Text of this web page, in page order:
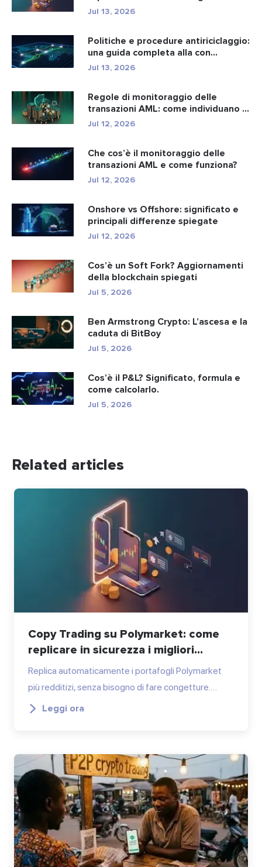
Jul 13, 2026
Politiche e procedure antiriciclaggio:
una guida completa alla con...
Jul 13, 2026
Regole di monitoraggio delle
transazioni AML: come individuano i
r...
Jul 12, 2026
Che cos’è il monitoraggio delle
transazioni AML e come funziona?
Jul 12, 2026
Onshore vs Offshore: significato e
principali differenze spiegate
Jul 12, 2026
Cos’è un Soft Fork? Aggiornamenti
della blockchain spiegati
Jul 5, 2026
Ben Armstrong Crypto: L’ascesa e la
caduta di BitBoy
Jul 5, 2026
Cos’è il P&L? Significato, formula e
come calcolarlo.
Jul 5, 2026
Related articles
Copy Trading su Polymarket: come
replicare in sicurezza i migliori...
Replica automaticamente i portafogli Polymarket
più redditizi, senza bisogno di fare congetture.…
Leggi ora